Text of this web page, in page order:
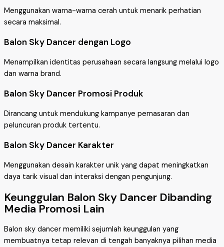
Menggunakan warna-warna cerah untuk menarik perhatian
secara maksimal.
Balon Sky Dancer dengan Logo
Menampilkan identitas perusahaan secara langsung melalui logo
dan warna brand.
Balon Sky Dancer Promosi Produk
Dirancang untuk mendukung kampanye pemasaran dan
peluncuran produk tertentu.
Balon Sky Dancer Karakter
Menggunakan desain karakter unik yang dapat meningkatkan
daya tarik visual dan interaksi dengan pengunjung.
Keunggulan Balon Sky Dancer Dibanding
Media Promosi Lain
Balon sky dancer memiliki sejumlah keunggulan yang
membuatnya tetap relevan di tengah banyaknya pilihan media